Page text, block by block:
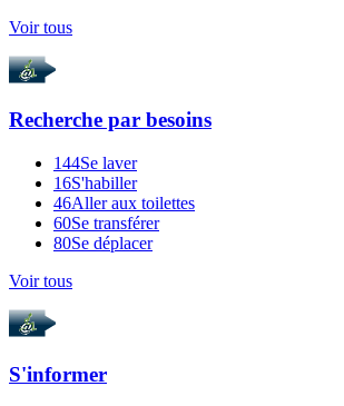
Voir tous
Recherche par besoins
144Se laver
16S'habiller
46Aller aux toilettes
60Se transférer
80Se déplacer
Voir tous
S'informer